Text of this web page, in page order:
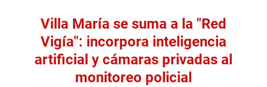
Villa María se suma a la "Red
Vigía": incorpora inteligencia
artificial y cámaras privadas al
monitoreo policial